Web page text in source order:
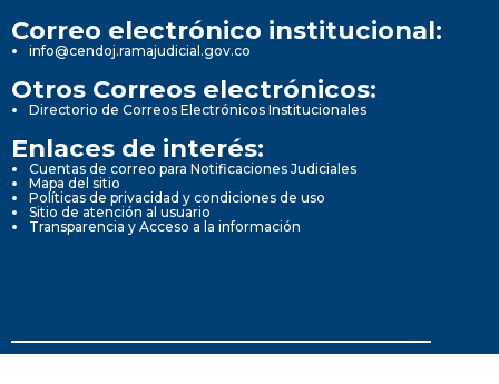
Correo electrónico institucional:
info@cendoj.ramajudicial.gov.co
Otros Correos electrónicos:
Directorio de Correos Electrónicos Institucionales
Enlaces de interés:
Cuentas de correo para Notificaciones Judiciales
Mapa del sitio
Políticas de privacidad y condiciones de uso
Sitio de atención al usuario
Transparencia y Acceso a la información